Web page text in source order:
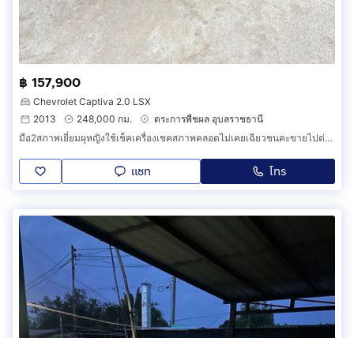
฿ 157,900
Chevrolet Captiva 2.0 LSX
2013
248,000 กม.
ตระการพืชผล อุบลราชธานี
มือ2สภาพเยี่ยมผุหญิงใช้เช็คเครื่องเชคสภาพคลอดไม่เคยเฉียวชนคะขายไปต่างประเทศ
แชท โทร